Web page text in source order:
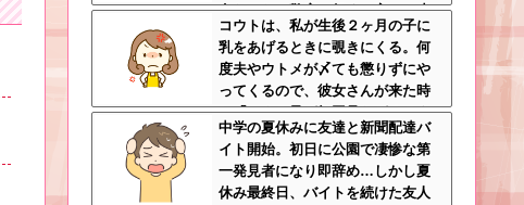
女だった…警察へ行くと言って止
められ、加害者に泣かれながら大
揉めして・・・
コウトは、私が生後２ヶ月の子に
乳をあげるときに覗きにくる。何
度夫やウトメが〆ても懲りずにや
ってくるので、彼女さんが来た時
に「コウト君が毎回見たがるのよ
～ｗ」と言うと、彼女さん鬼の形
相でコウトの元へｗ
中学の夏休みに友達と新聞配達バ
イト開始。初日に公園で凄惨な第
一発見者になり即辞め…しかし夏
休み最終日、バイトを続けた友人